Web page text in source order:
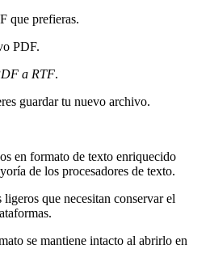
que prefieras.
PDF.
a RTF.
guardar tu nuevo archivo.
en formato de texto enriquecido
de los procesadores de texto.
que necesitan conservar el
se mantiene intacto al abrirlo en